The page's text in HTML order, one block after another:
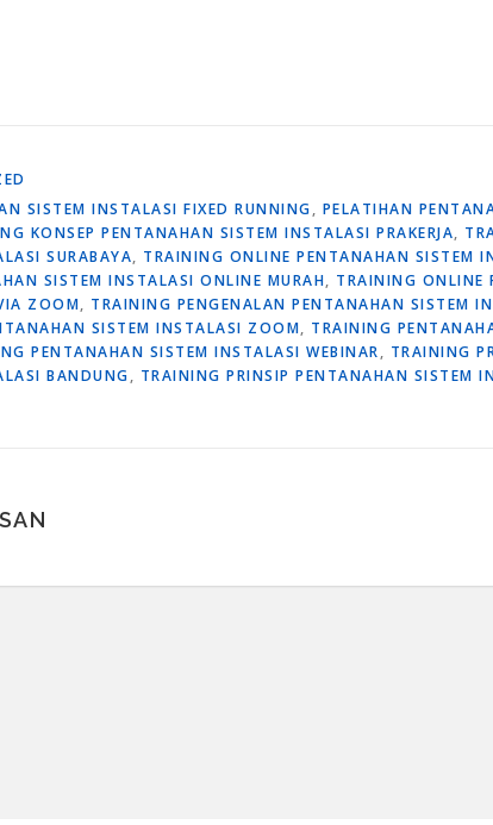
SISTEM INSTALASI FIXED RUNNING, PELATIHAN
KONSEP PENTANAHAN SISTEM INSTALASI PRAKERJA,
SURABAYA, TRAINING ONLINE PENTANAHAN SISTEM
SISTEM INSTALASI ONLINE MURAH, TRAINING ONLINE
ZOOM, TRAINING PENGENALAN PENTANAHAN SISTEM
SISTEM INSTALASI ZOOM, TRAINING
PENTANAHAN SISTEM INSTALASI WEBINAR, TRAINING
BANDUNG, TRAINING PRINSIP PENTANAHAN SISTEM